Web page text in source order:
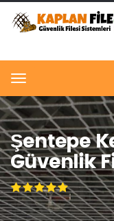
Menu
Şentepe
Güvenlik